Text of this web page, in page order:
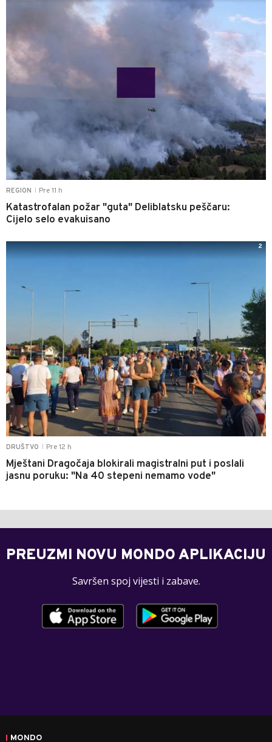
REGION Pre 11 h
Katastrofalan požar "guta" Deliblatsku peščaru:
Cijelo selo evakuisano
DRUŠTVO Pre 12 h
Mještani Dragočaja blokirali magistralni put i poslali
jasnu poruku: "Na 40 stepeni nemamo vode"
2
PREUZMI NOVU MONDO APLIKACIJU
Savršen spoj vijesti i zabave.
MONDO